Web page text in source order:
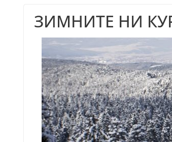
ЗИМНИТЕ НИ